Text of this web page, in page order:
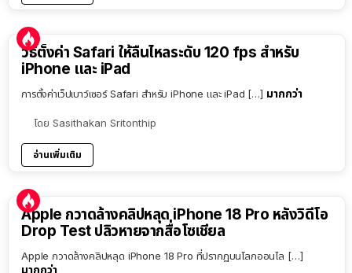
วิธีตั้งค่า Safari ให้ลื่นไหลระดับ 120 fps สำหรับ
iPhone และ iPad
การตั้งค่าเว็ปเบาว์เซอร์ Safari สำหรับ iPhone และ iPad […] มากกว่า
โดย Sasithakan Sritonthip
อ่านเพิ่มเติม
Apple กวาดล้างคลิปหลุด iPhone 18 Pro หลังวิดีโอ
Drop Test ปลิวหายจากสื่อโซเชียล
Apple กวาดล้างคลิปหลุด iPhone 18 Pro ที่ปรากฏบนโลกออนไล […]
มากกว่า